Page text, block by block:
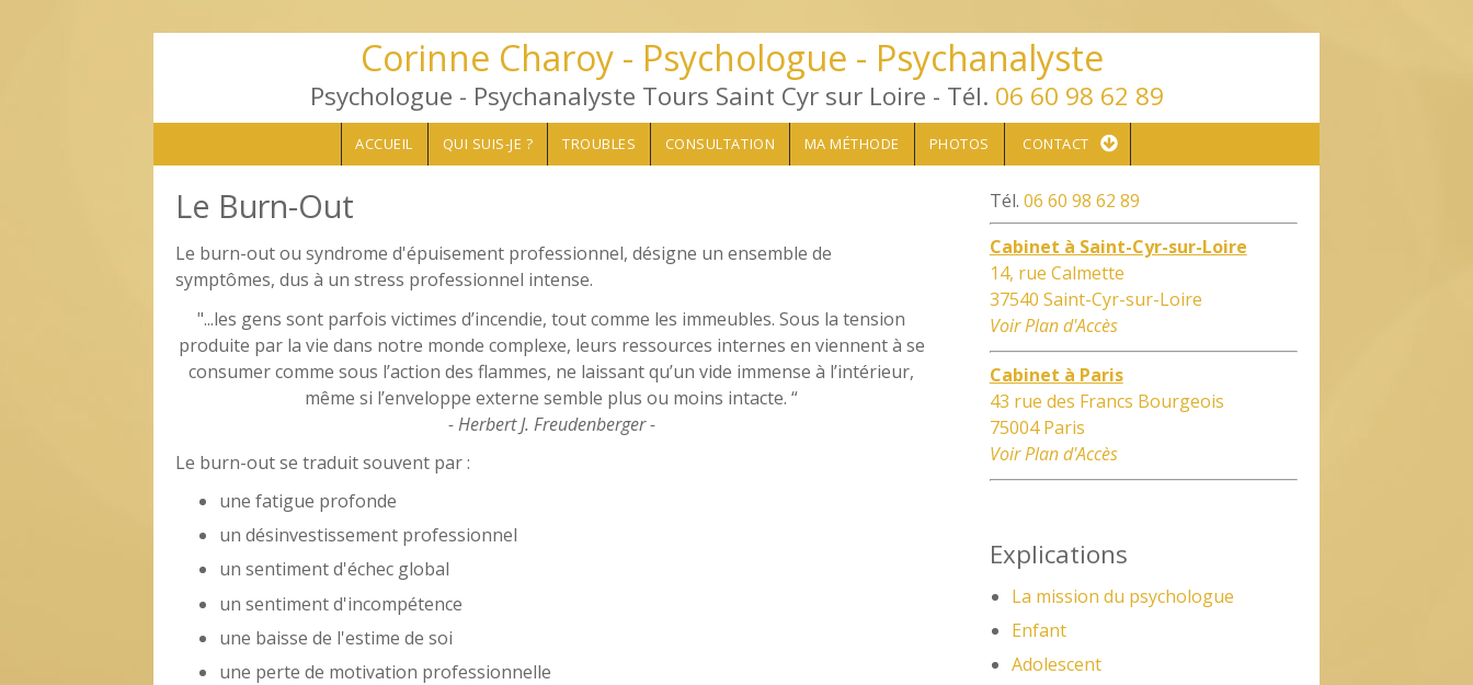
Corinne Charoy - Psychologue - Psychanalyste
Psychologue - Psychanalyste Tours Saint Cyr sur Loire - Tél. 06 60 98 62 89
ACCUEIL QUI SUIS-JE ? TROUBLES CONSULTATION MA MÉTHODE PHOTOS CONTACT
Le Burn-Out
Le burn-out ou syndrome d'épuisement professionnel, désigne un ensemble de
symptômes, dus à un stress professionnel intense.
"...les gens sont parfois victimes d’incendie, tout comme les immeubles. Sous la tension
produite par la vie dans notre monde complexe, leurs ressources internes en viennent à se
consumer comme sous l’action des flammes, ne laissant qu’un vide immense à l’intérieur,
même si l’enveloppe externe semble plus ou moins intacte. “
- Herbert J. Freudenberger -
Le burn-out se traduit souvent par :
une fatigue profonde
un désinvestissement professionnel
un sentiment d'échec global
un sentiment d'incompétence
une baisse de l'estime de soi
une perte de motivation professionnelle
Tél. 06 60 98 62 89
Cabinet à Saint-Cyr-sur-Loire
14, rue Calmette
37540 Saint-Cyr-sur-Loire
Voir Plan d'Accès
Cabinet à Paris
43 rue des Francs Bourgeois
75004 Paris
Voir Plan d'Accès
Explications
La mission du psychologue
Enfant
Adolescent